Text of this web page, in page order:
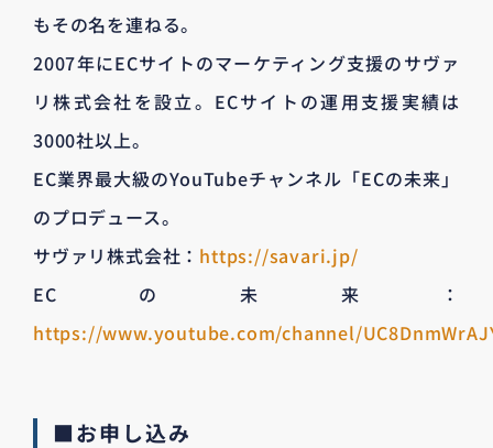
もその名を連ねる。
2007年にECサイトのマーケティング支援のサヴァ
リ株式会社を設立。ECサイトの運用支援実績は
3000社以上。
EC業界最大級のYouTubeチャンネル「ECの未来」
のプロデュース。
サヴァリ株式会社： https://savari.jp/
ECの未来：
https://www.youtube.com/channel/
■お申し込み